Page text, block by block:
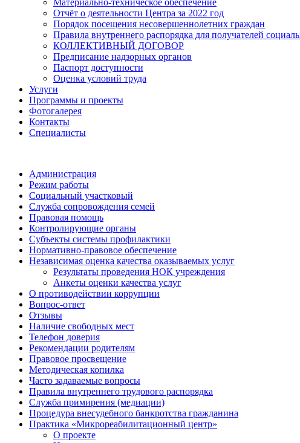
Материально-техническое обеспечение
Отчёт о деятельности Центра за 2022 год
Порядок посещения несовершеннолетних граждан
Правила внутреннего распорядка для получателей
КОЛЛЕКТИВНЫЙ ДОГОВОР
Предписание надзорных органов
Паспорт доступности
Оценка условий труда
Услуги
Программы и проекты
Фотогалерея
Контакты
Специалисты
Администрация
Режим работы
Социальный участковый
Служба сопровождения семей
Правовая помощь
Контролирующие органы
Субъекты системы профилактики
Нормативно-правовое обеспечение
Независимая оценка качества оказываемых услуг
Результаты проведения НОК учреждения
Анкеты оценки качества услуг
О противодействии коррупции
Вопрос-ответ
Отзывы
Наличие свободных мест
Телефон доверия
Рекомендации родителям
Правовое просвещение
Методическая копилка
Часто задаваемые вопросы
Правила внутреннего трудового распорядка
Служба примирения (медиации)
Процедура внесудебного банкротства гражданина
Практика «Микрореабилитационный центр»
О проекте